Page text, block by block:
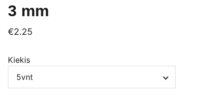
3 mm
€2.25
Kiekis